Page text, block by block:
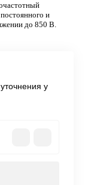
и
до 850 В.
у